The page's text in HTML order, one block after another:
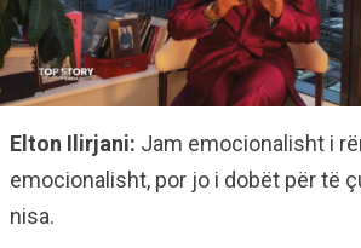
Elton Ilirjani: Jam emocionalisht i
emocionalisht, por jo i dobët për të
nisa.